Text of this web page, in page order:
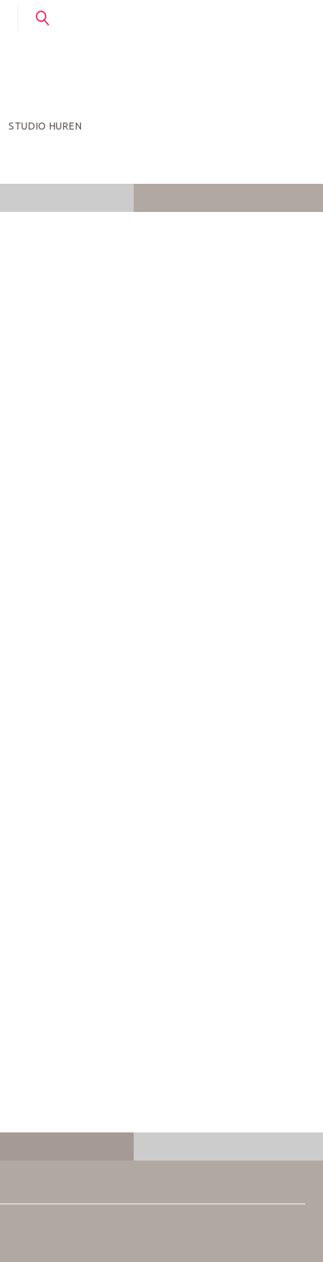
STUDIO HUREN